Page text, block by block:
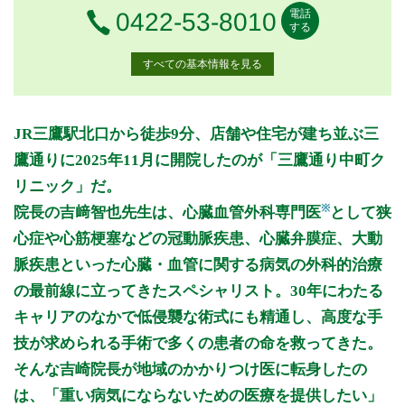
電話番号
0422-53-8010
電話
する
すべての基本情報を見る
診療時間 月 月曜日
火 火曜日
水水曜日
木 木曜日
金 金曜日
土土曜日
日日曜日
祝祝日
9:00～12:30
● ● ● ●
●
15:00～18:30
休診日: 日、祝
※診療時間や臨時休診・診療内容等について、事前に必ず医療
機関ホームページ、またはお電話にてご確認ください。
>>病院なびで医療機関の詳細を見る
公式HPはこちら
JR三鷹駅北口から徒歩9分、店舗や住宅が建ち並ぶ三
鷹通りに2025年11月に開院したのが「三鷹通り中町ク
リニック」だ。
院長の吉﨑智也先生は、心臓血管外科専門医※ として狭
心症や心筋梗塞などの冠動脈疾患、心臓弁膜症、大動
脈疾患といった心臓・血管に関する病気の外科的治療
の最前線に立ってきたスペシャリスト。30年にわたる
キャリアのなかで低侵襲な術式にも精通し、高度な手
技が求められる手術で多くの患者の命を救ってきた。
そんな吉崎院長が地域のかかりつけ医に転身したの
は、「重い病気にならないための医療を提供したい」